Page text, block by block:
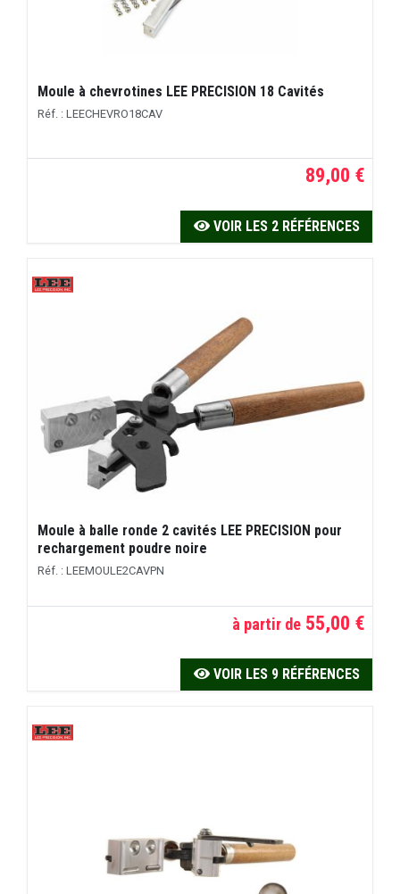
Moule à chevrotines LEE PRECISION 18 Cavités
Réf. : LEECHEVRO18CAV
89,00 €
VOIR LES 2 RÉFÉRENCES
Moule à balle ronde 2 cavités LEE PRECISION pour
rechargement poudre noire
Réf. : LEEMOULE2CAVPN
à partir de 55,00 €
VOIR LES 9 RÉFÉRENCES